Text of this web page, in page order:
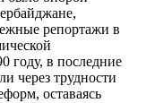
репортажи в
году, в последние
через трудности
оставаясь